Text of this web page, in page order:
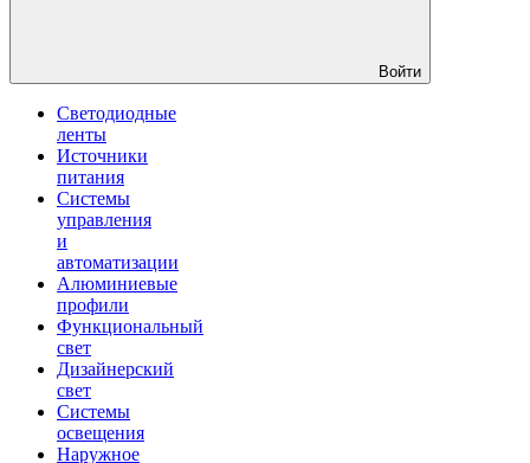
Войти
Светодиодные
ленты
Источники
питания
Системы
управления
и
автоматизации
Алюминиевые
профили
Функциональный
свет
Дизайнерский
свет
Системы
освещения
Наружное